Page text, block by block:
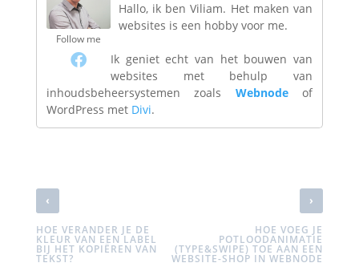
Follow me
Hallo, ik ben Viliam. Het maken van
websites is een hobby voor me.
Ik geniet echt van het bouwen van
websites met behulp van
inhoudsbeheersystemen zoals Webnodeof
WordPress met Divi.
‹
HOE VERANDER JE DE
KLEUR VAN EEN LABEL
BIJ HET KOPIËREN VAN
TEKST?
›
HOE VOEG JE
POTLOODANIMATIE
(TYPE&SWIPE) TOE AAN EEN
WEBSITE-SHOP IN WEBNODE